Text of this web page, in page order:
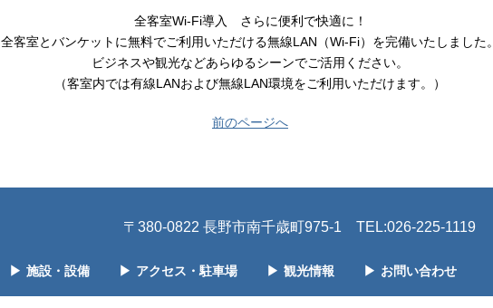
全客室Wi-Fi導入 さらに便利で快適に！
全客室とバンケットに無料でご利用いただける無線LAN（Wi-Fi）を完備いたしました。
ビジネスや観光などあらゆるシーンでご活用ください。
（客室内では有線LANおよび無線LAN環境をご利用いただけます。）
前のページへ
〒380-0822 長野市南千歳町975-1 TEL:026-225-1119
▶ 施設・設備 ▶ アクセス・駐車場 ▶ 観光情報 ▶ お問い合わせ